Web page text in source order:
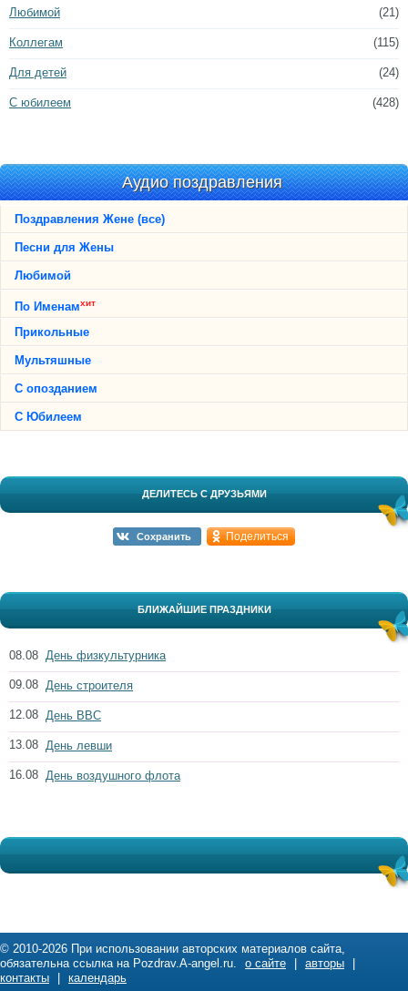
(21)
Любимой
(115)
Коллегам
(24)
Для детей
(428)
С юбилеем
Аудио поздравления
Поздравления Жене (все)
Песни для Жены
Любимой
По Именамхит
Прикольные
Мультяшные
С опозданием
С Юбилеем
ДЕЛИТЕСЬ С ДРУЗЬЯМИ
Сохранить Поделиться
БЛИЖАЙШИЕ ПРАЗДНИКИ
08.08 День физкультурника
09.08 День строителя
12.08 День ВВС
13.08 День левши
16.08 День воздушного флота
© 2010-2026 При использовании авторских материалов сайта,
обязательна ссылка на Pozdrav.A-angel.ru.
о сайте авторы
контакты
календарь